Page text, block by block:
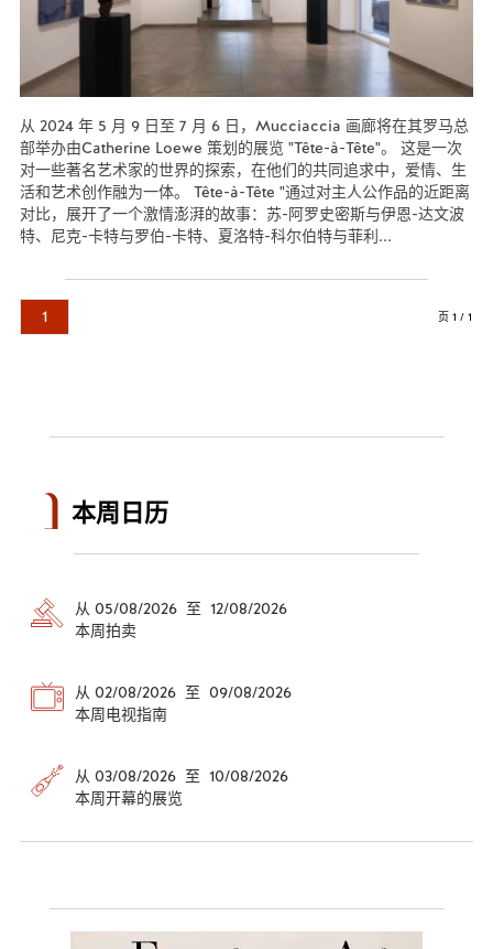
从 2024 年 5 月 9 日至 7 月 6 日，Mucciaccia 画廊将在其罗马总
部举办由Catherine Loewe 策划的展览 "Tête-à-Tête"。 这是一次
对一些著名艺术家的世界的探索，在他们的共同追求中，爱情、生
活和艺术创作融为一体。 Tête-à-Tête "通过对主人公作品的近距离
对比，展开了一个激情澎湃的故事：苏-阿罗史密斯与伊恩-达文波
特、尼克-卡特与罗伯-卡特、夏洛特-科尔伯特与菲利...
1 页 1 / 1
本周日历
从 05/08/2026 至 12/08/2026
本周拍卖
从 02/08/2026 至 09/08/2026
本周电视指南
从 03/08/2026 至 10/08/2026
本周开幕的展览